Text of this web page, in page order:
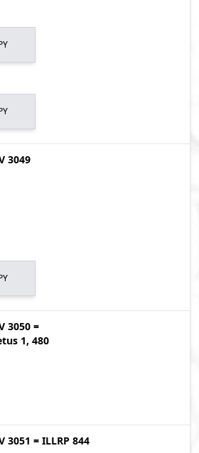
3049
3050 =
1, 480
3051 = ILLRP 844